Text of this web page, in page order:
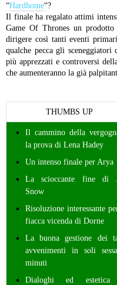
“Hardhome“?
Il finale ha regalato attimi
Game Of Thrones un
dirigere così tanti eventi
qualche pecca gli
più apprezzati e controversi
che aumenteranno la già
THUMBS UP
Il cammino della
la prova di Lena Hadey
Un intenso finale per Arya
La scioccante fine di
Snow
Risoluzione interessante
fiacca vicenda di Dorne
La buona gestione dei
avvenimenti in soli
minuti
Dialoghi ed